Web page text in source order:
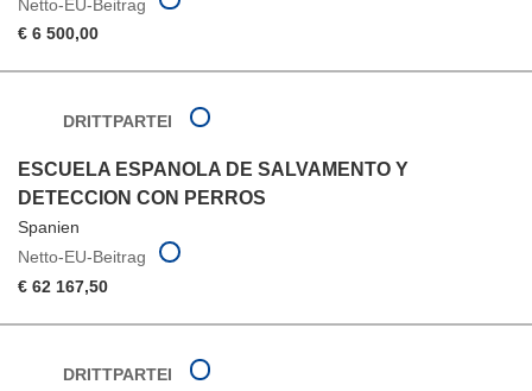
Netto-EU-Beitrag
€ 6 500,00
DRITTPARTEI
ESCUELA ESPANOLA DE SALVAMENTO Y
DETECCION CON PERROS
Spanien
Netto-EU-Beitrag
€ 62 167,50
DRITTPARTEI